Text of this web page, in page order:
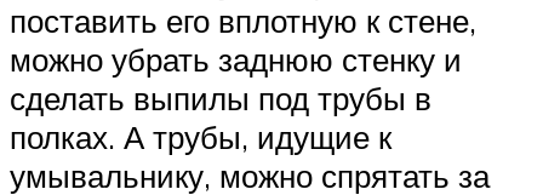
поставить его вплотную к стене,
можно убрать заднюю стенку и
сделать выпилы под трубы в
полках. А трубы, идущие к
умывальнику, можно спрятать за